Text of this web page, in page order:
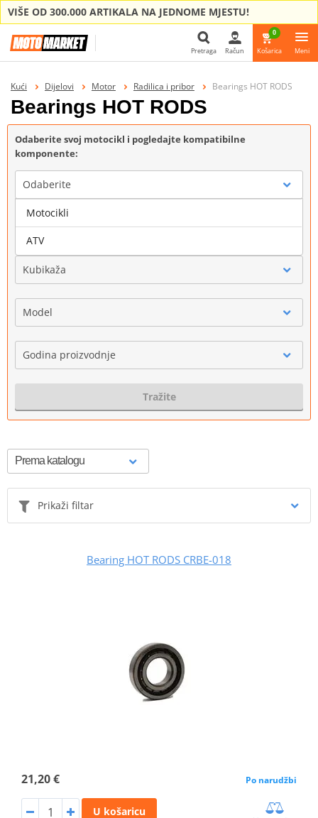
VIŠE OD 300.000 ARTIKALA NA JEDNOME MJESTU!
Pretraga
Pretraga Račun
0
Košarica Meni
Kući Dijelovi Motor Radilica i pribor Bearings HOT RODS
Bearings HOT RODS
Odaberite svoj motocikl i pogledajte kompatibilne
komponente:
Odaberite
Marka
Kubikaža
Model
Godina proizvodnje
Tražite
Prikaži filtar
Bearing HOT RODS CRBE-018
21,20 € Po narudžbi
U košaricu
Motocikli
ATV